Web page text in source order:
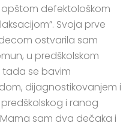
defektološkom
Svoja prve
ostvarila sam
u predškolskom
se bavim
dijagnostikovanjem i
i ranog
sam dva dečaka i